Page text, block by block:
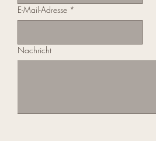
E-Mail-Adresse *
Nachricht